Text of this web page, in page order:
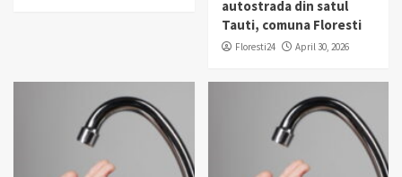
autostrada din satul
Tauti, comuna Floresti
Floresti24 April 30, 2026